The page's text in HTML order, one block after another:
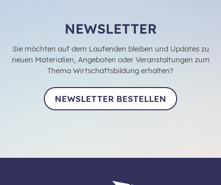
NEWSLETTER
Sie möchten auf dem Laufenden bleiben und Updates zu
neuen Materialien, Angeboten oder Veranstaltungen zum
Thema Wirtschaftsbildung erhalten?
NEWSLETTER BESTELLEN